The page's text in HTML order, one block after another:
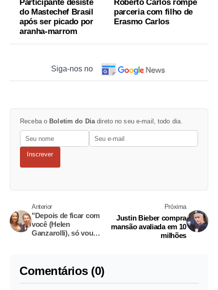
Participante desiste
do Mastechef Brasil
após ser picado por
aranha-marrom
Roberto Carlos rompe
parceria com filho de
Erasmo Carlos
Siga-nos no
Receba o Boletim do Dia direto no seu e-mail, todo dia.
Inscrever
Anterior
"Depois de ficar com
você (Helen
Ganzarolli), só vou
Próxima
Justin Bieber compra
mansão avaliada em 10
milhões
Comentários (0)